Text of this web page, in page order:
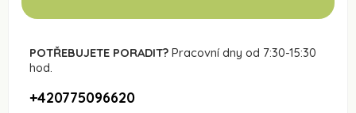
POTŘEBUJETE PORADIT? Pracovní dny od 7:30-15:30
hod.
+420775096620